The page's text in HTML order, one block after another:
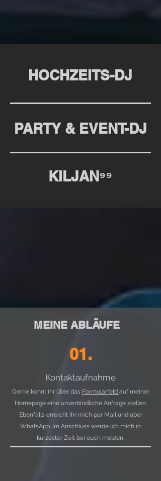
HOCHZEITS-DJ
PARTY & EVENT-DJ
KILJAN⁹⁹
MEINE ABLÄUFE
01.
Kontaktaufnahme
Gerne könnt ihr über das Formularfeld auf meiner
Homepage eine unverbindliche Anfrage stellen.
Ebenfalls erreicht ihr mich per Mail und über
WhatsApp. Im Anschluss werde ich mich in
kürzester Zeit bei euch melden.